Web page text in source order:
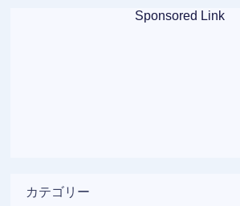
Sponsored Link
カテゴリー